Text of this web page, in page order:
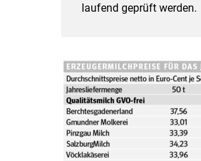
laufend geprüft werden.